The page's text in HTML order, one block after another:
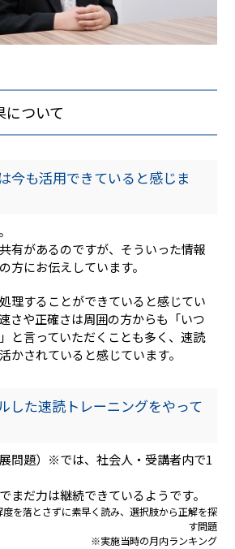
について
今も活用できていると感じま
有があるのですが、そういった情報
方にお伝えしています。
理することができていると感じてい
さや正確さは周囲の方からも「いつ
と言っていただくことも多く、速読
かされていると感じています。
した速読トレーニングをやって
問題）※では、社会人・受講者内で1
まだ力は継続できているようです。
を落とさずに素早く読み、選択肢から正解を探
す問題
※実施当時の月内ランキング